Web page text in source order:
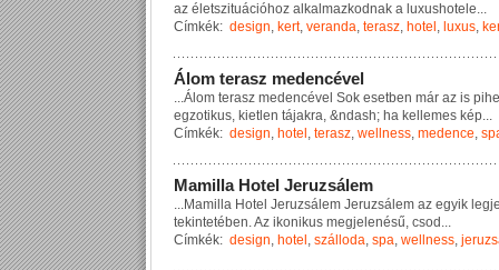
az é etszituációhoz a ka mazkodnak a uxushote e...
Címkék: design, kert, veranda, terasz, hotel , luxus,
Álom terasz medencével
...Á om terasz medencéve Sok esetben már az is pi he
egzoti kus, kietlen tájakra, &ndash; ha ke emes kép...
Címkék: design, hotel , terasz, wellness, medence,
Mamilla Hotel Jeruzsálem
...Mami a Hote Jeruzsá em Jeruzsá em az egyi k egj
te kintetében.Az i koni kus megje enésű, csod ...
Címkék: design, hotel , szálloda, spa, wellness,